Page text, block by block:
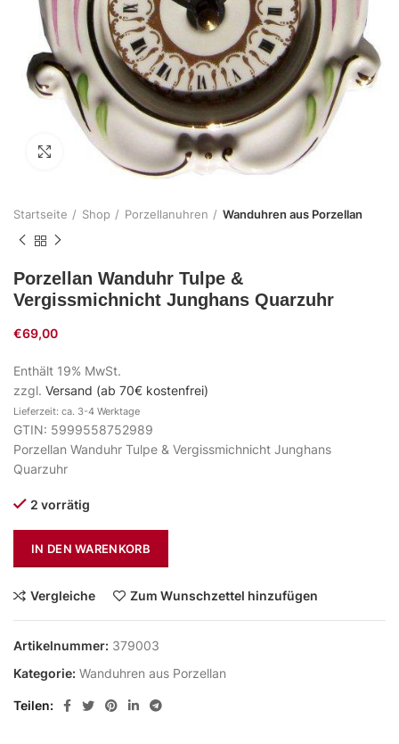
Zum Vergrößern klicken
Startseite Shop Porzellanuhren Wanduhren aus Porzellan
Porzellan Wanduhr Tulpe &
Vergissmichnicht Junghans Quarzuhr
€69,00
Enthält 19% MwSt.
zzgl. Versand (ab 70€ kostenfrei)
Lieferzeit: ca. 3-4 Werktage
GTIN: 5999558752989
Porzellan Wanduhr Tulpe & Vergissmichnicht Junghans
Quarzuhr
2 vorrätig
IN DEN WARENKORB
Vergleiche Zum Wunschzettel hinzufügen
Artikelnummer: 379003
Kategorie: Wanduhren aus Porzellan
Teilen